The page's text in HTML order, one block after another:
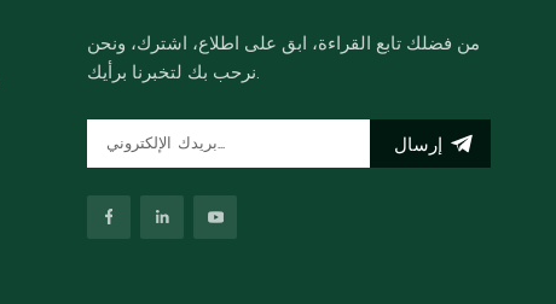
من فضلك تابع القراءة، ابق على اطلاع، اشترك، ونحن
نرحب بك لتخبرنا برأيك.
إرسال